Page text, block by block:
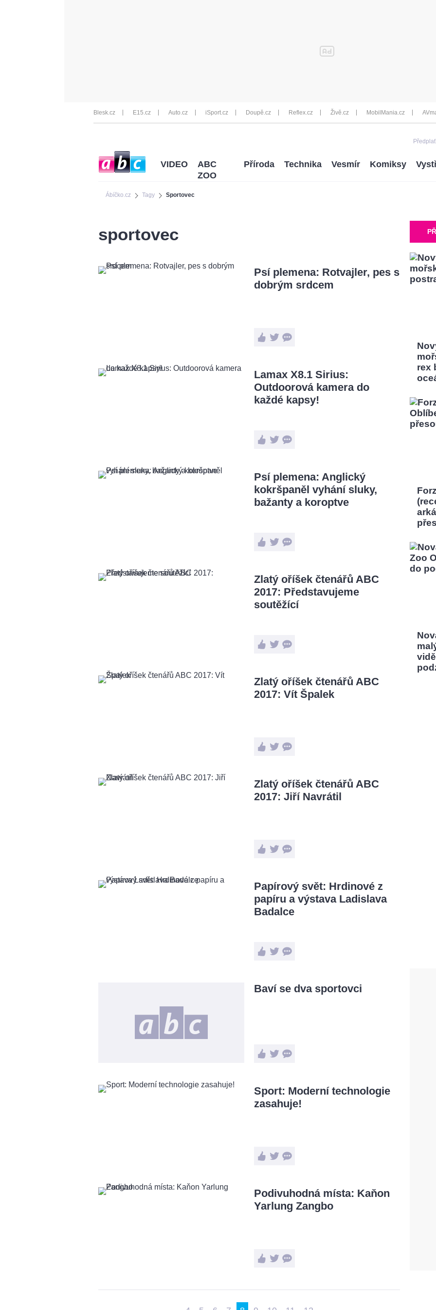
Blesk.cz E15.cz Auto.cz iSport.cz Doupě.cz Reflex.cz Živě.cz MobilMania.cz
Ábíčko.cz Tagy Sportovec
VIDEO
ABC
ZOO
Příroda Technika Vesmír Komiksy
sportovec
Psí plemena: Rotvajler, pes s
dobrým srdcem
Lamax X8.1 Sirius:
Outdoorová kamera do
každé kapsy!
Psí plemena: Anglický
kokršpaněl vyhání sluky,
bažanty a koroptve
Zlatý oříšek čtenářů ABC
2017: Představujeme
soutěžící
Zlatý oříšek čtenářů ABC
2017: Vít Špalek
Zlatý oříšek čtenářů ABC
2017: Jiří Navrátil
Papírový svět: Hrdinové z
papíru a výstava Ladislava
Badalce
Baví se dva sportovci
Sport: Moderní technologie
zasahuje!
Podivuhodná místa: Kaňon
Yarlung Zangbo
rex